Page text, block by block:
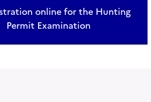
online for the Hunting
Permit Examination